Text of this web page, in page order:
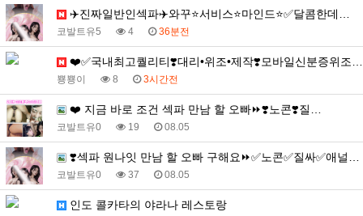
✈️진짜일반인섹파✈️와꾸⭐️서비스⭐️마인드⭐️✅달콤한데…
코발트유5 4 36분전
❤️✅국내최고퀄리티❣️대리•위조•제작❣️모바일신분증위조…
뿅뿅이 8 3시간전
❤️ 지금 바로 조건 섹파 만남 할 오빠⏩❣️노콘❣️질…
코발트유0 19 08.05
❣️섹파 원나잇 만남 할 오빠 구해요⏩✅노콘✅질싸✅애널…
코발트유0 37 08.05
인도 콜카타의 야라나 레스토랑